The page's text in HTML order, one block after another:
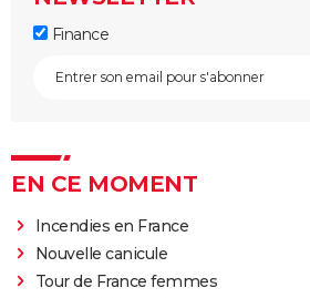
Finance
EN CE MOMENT
Incendies en France
Nouvelle canicule
Tour de France femmes